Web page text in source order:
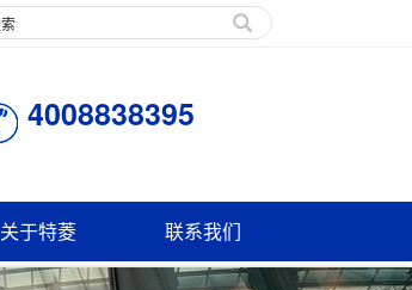
4008838395
关于特菱 联系我们